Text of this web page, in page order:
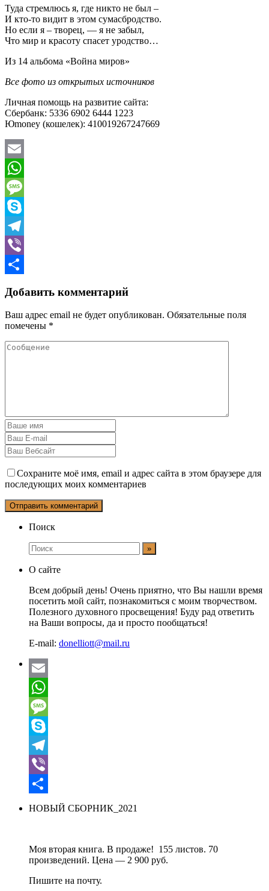
Туда стремлюсь я, где никто не был –
И кто-то видит в этом сумасбродство.
Но если я – творец, — я не забыл,
Что мир и красоту спасет уродство…
Из 14 альбома «Война миров»
Все фото из открытых источников
Личная помощь на развитие сайта:
Сбербанк: 5336 6902 6444 1223
Юmoney (кошелек): 410019267247669
Email
WhatsApp
Message
Skype
Telegram
Viber
Добавить комментарий
Ваш адрес email не будет опубликован. Обязательные поля
помечены *
Сохраните моё имя, email и адрес сайта в этом браузере для
последующих моих комментариев
Поиск
О сайте
Всем добрый день! Очень приятно, что Вы нашли время
посетить мой сайт, познакомиться с моим творчеством.
Полезного духовного просвещения! Буду рад ответить
на Ваши вопросы, да и просто пообщаться!
E-mail: donelliott@mail.ru
Email
WhatsApp
Message
Skype
Telegram
Viber
Отправить
НОВЫЙ СБОРНИК_2021
Моя вторая книга. В продаже! 155 листов. 70
произведений. Цена — 2 900 руб.
Пишите на почту.